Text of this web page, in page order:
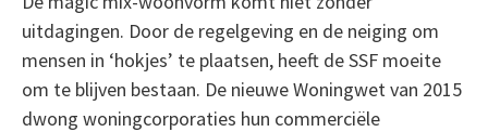
uitdagingen. Door de regelgeving en de neiging om
mensen in ‘hokjes’ te plaatsen, heeft de SSF moeite
om te blijven bestaan. De nieuwe Woningwet van 2015
dwong woningcorporaties hun commerciële